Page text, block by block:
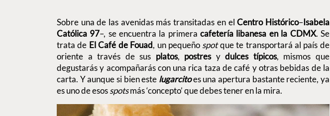
Sobre una de las avenidas más transitadas en el Centro Histórico–Isabela
Católica 97–, se encuentra la primeracafetería libanesa en la CDMX. Se
trata de El Café de Fouad, un pequeñospotque te transportará al país de
oriente a través de sus platos, postresydulces típicos, mismos que
degustarás y acompañarás con una rica taza de café y otras bebidas de la
carta. Y aunque si bien este lugarcitoes una apertura bastante reciente, ya
es uno de esosspotsmás ‘concepto’ que debes tener en la mira.